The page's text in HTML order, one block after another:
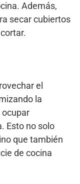
Además,
secar cubiertos
el
la
Esto no solo
que también
de cocina